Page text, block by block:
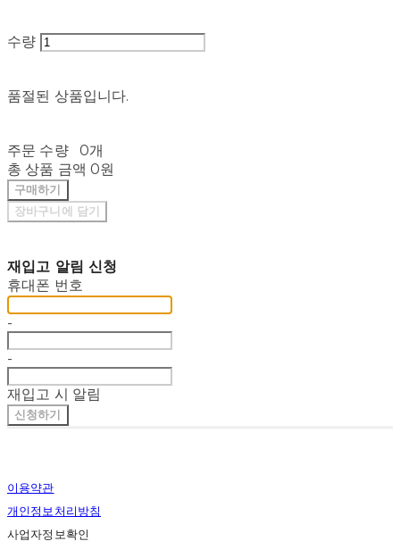
수량
품절된 상품입니다.
주문 수량
0개
총 상품 금액 0원
구매하기
장바구니에 담기
재입고 알림 신청
휴대폰 번호
-
-
재입고 시 알림
신청하기
이용약관
개인정보처리방침
사업자정보확인